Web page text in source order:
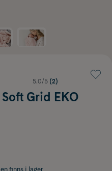
5.0/5 (2)
Grid EKO
finns i lager